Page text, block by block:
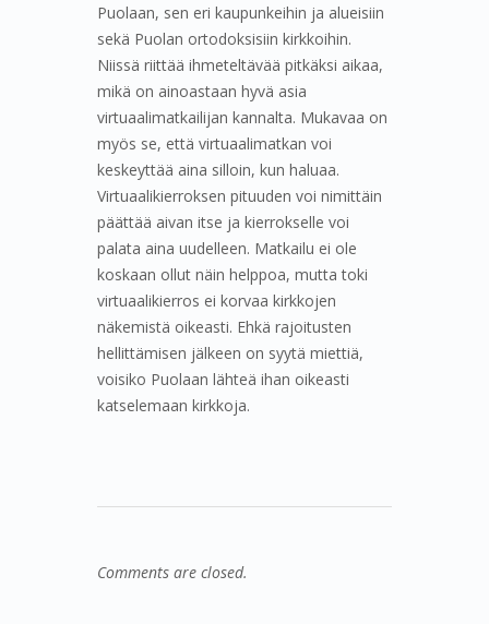
Puolaan, sen eri kaupunkeihin ja alueisiin
sekä Puolan ortodoksisiin kirkkoihin.
Niissä riittää ihmeteltävää pitkäksi aikaa,
mikä on ainoastaan hyvä asia
virtuaalimatkailijan kannalta. Mukavaa on
myös se, että virtuaalimatkan voi
keskeyttää aina silloin, kun haluaa.
Virtuaalikierroksen pituuden voi nimittäin
päättää aivan itse ja kierrokselle voi
palata aina uudelleen. Matkailu ei ole
koskaan ollut näin helppoa, mutta toki
virtuaalikierros ei korvaa kirkkojen
näkemistä oikeasti. Ehkä rajoitusten
hellittämisen jälkeen on syytä miettiä,
voisiko Puolaan lähteä ihan oikeasti
katselemaan kirkkoja.
Comments are closed.